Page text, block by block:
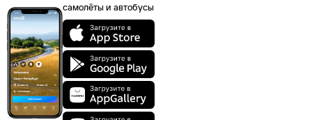
самолёты и автобусы